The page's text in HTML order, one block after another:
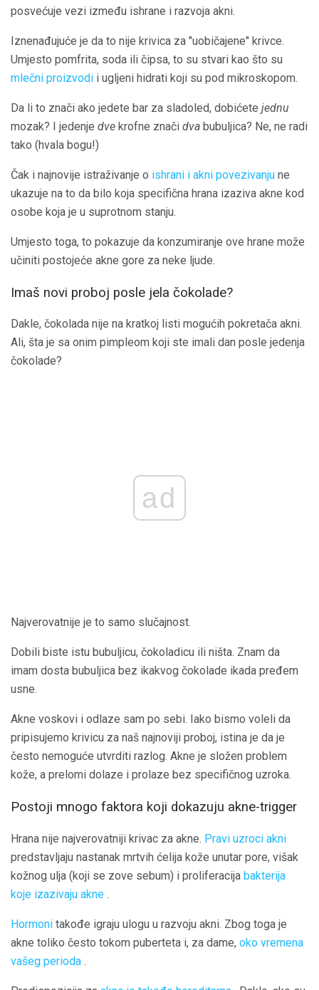
posvećuje vezi između ishrane i razvoja akni.
Iznenađujuće je da to nije krivica za "uobičajene" krivce.
Umjesto pomfrita, soda ili čipsa, to su stvari kao što su
mlečni proizvodi i ugljeni hidrati koji su pod mikroskopom.
Da li to znači ako jedete bar za sladoled, dobićete jednu
mozak? I jedenje dve krofne znači dva bubuljica? Ne, ne radi
tako (hvala bogu!)
Čak i najnovije istraživanje o ishrani i akni povezivanju ne
ukazuje na to da bilo koja specifična hrana izaziva akne kod
osobe koja je u suprotnom stanju.
Umjesto toga, to pokazuje da konzumiranje ove hrane može
učiniti postojeće akne gore za neke ljude.
Imaš novi proboj posle jela čokolade?
Dakle, čokolada nije na kratkoj listi mogućih pokretača akni.
Ali, šta je sa onim pimpleom koji ste imali dan posle jedenja
čokolade?
ad
Najverovatnije je to samo slučajnost.
Dobili biste istu bubuljicu, čokoladicu ili ništa. Znam da
imam dosta bubuljica bez ikakvog čokolade ikada pređem
usne.
Akne voskovi i odlaze sam po sebi. Iako bismo voleli da
pripisujemo krivicu za naš najnoviji proboj, istina je da je
često nemoguće utvrditi razlog. Akne je složen problem
kože, a prelomi dolaze i prolaze bez specifičnog uzroka.
Postoji mnogo faktora koji dokazuju akne-trigger
Hrana nije najverovatniji krivac za akne. Pravi uzroci akni
predstavljaju nastanak mrtvih ćelija kože unutar pore, višak
kožnog ulja (koji se zove sebum) i proliferacija bakterija
koje izazivaju akne .
Hormoni takođe igraju ulogu u razvoju akni. Zbog toga je
akne toliko često tokom puberteta i, za dame, oko vremena
vašeg perioda .